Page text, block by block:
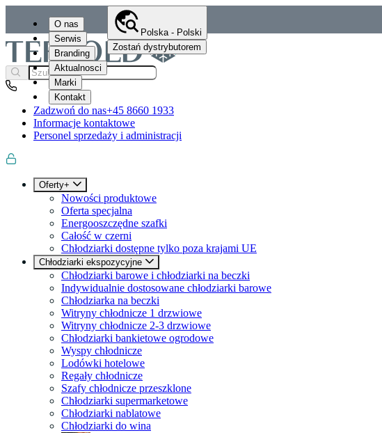
O nas
Serwis
Branding
Aktualnosci
Marki
Kontakt
Polska - Polski
Zostań dystrybutorem
Zadzwoń do nas+45 8660 1933
Informacje kontaktowe
Personel sprzedaży i administracji
Oferty+
Nowości produktowe
Oferta specjalna
Energooszczędne szafki
Całość w czerni
Chłodziarki dostępne tylko poza krajami UE
Chłodziarki ekspozycyjne
Chłodziarki barowe i chłodziarki na beczki
Indywidualnie dostosowane chłodziarki barowe
Chłodziarka na beczki
Witryny chłodnicze 1 drzwiowe
Witryny chłodnicze 2-3 drzwiowe
Chłodziarki bankietowe ogrodowe
Wyspy chłodnicze
Lodówki hotelowe
Regały chłodnicze
Szafy chłodnicze przeszklone
Chłodziarki supermarketowe
Chłodziarki nablatowe
Chłodziarki do wina